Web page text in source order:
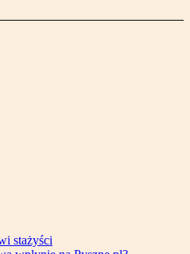
stażyści